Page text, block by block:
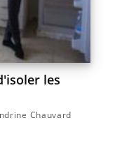
les
Chauvard